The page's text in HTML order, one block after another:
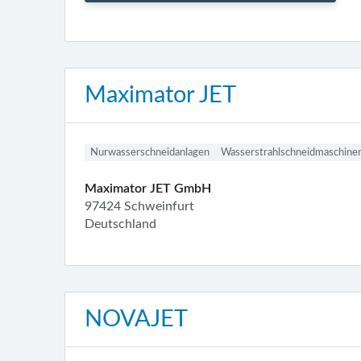
Maximator JET
Nurwasserschneidanlagen
Maximator JET GmbH
97424 Schweinfurt
Deutschland
NOVAJET